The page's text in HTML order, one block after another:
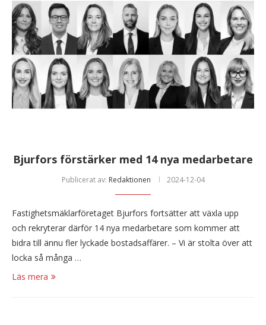
Bjurfors förstärker med 14 nya medarbetare
Publicerat av: Redaktionen 2024-12-04
Fastighetsmäklarföretaget Bjurfors fortsätter att växla upp
och rekryterar därför 14 nya medarbetare som kommer att
bidra till ännu fler lyckade bostadsaffärer. – Vi är stolta över att
locka så många …
Läs mera